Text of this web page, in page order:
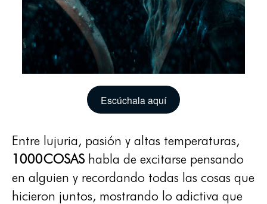
Escúchala aquí
Entre lujuria, pasión y altas temperaturas,
1000COSAS habla de excitarse pensando
en alguien y recordando todas las cosas que
hicieron juntos, mostrando lo adictiva que